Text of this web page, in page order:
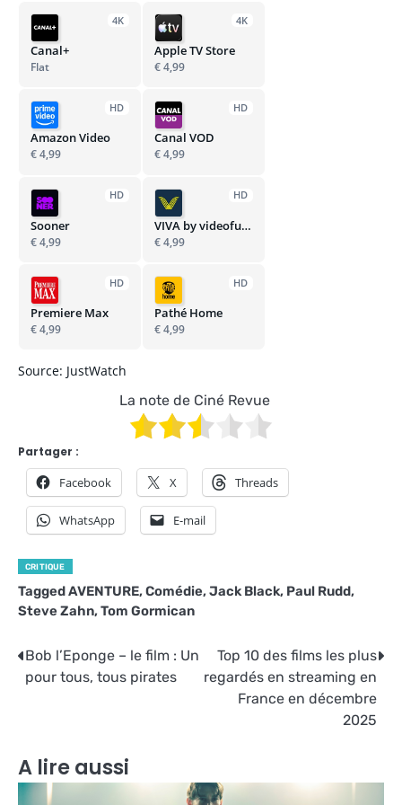
4K
Canal+
Flat
4K
Apple TV Store
€ 4,99
HD
Amazon Video
€ 4,99
HD
Canal VOD
€ 4,99
HD
Sooner
€ 4,99
HD
VIVA by videofutur
€ 4,99
HD
Premiere Max
€ 4,99
HD
Pathé Home
€ 4,99
Source: JustWatch
La note de Ciné Revue
Partager :
Facebook X Threads
WhatsApp E-mail
CRITIQUE
TaggedAVENTURE, Comédie, Jack Black, Paul Rudd,
Steve Zahn, Tom Gormican
Navigation
de
Bob l’Eponge – le film : Un
pour tous, tous pirates
Top 10 des films les plus
regardés en streaming en
France en décembre
2025
A lire aussi